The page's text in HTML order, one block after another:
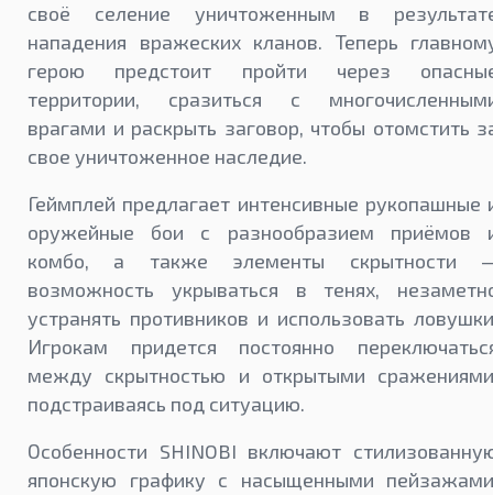
своё селение уничтоженным в
нападения вражеских кланов. Теперь
герою предстоит пройти через
территории, сразиться с
врагами и раскрыть заговор, чтобы отомстить
свое уничтоженное наследие.
Геймплей предлагает интенсивные рукопашные
оружейные бои с разнообразием приёмов
комбо, а также элементы скрытности
возможность укрываться в тенях,
устранять противников и использовать
Игрокам придется постоянно
между скрытностью и открытыми
подстраиваясь под ситуацию.
Особенности SHINOBI включают
японскую графику с насыщенными